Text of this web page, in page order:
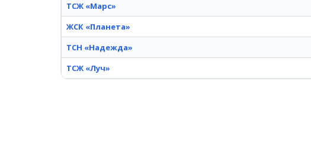
ТСЖ «Марс»
ЖСК «Планета»
ТСН «Надежда»
ТСЖ «Луч»